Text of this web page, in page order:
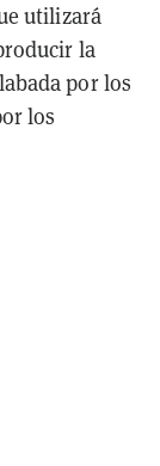
utilizará
la
por los
los